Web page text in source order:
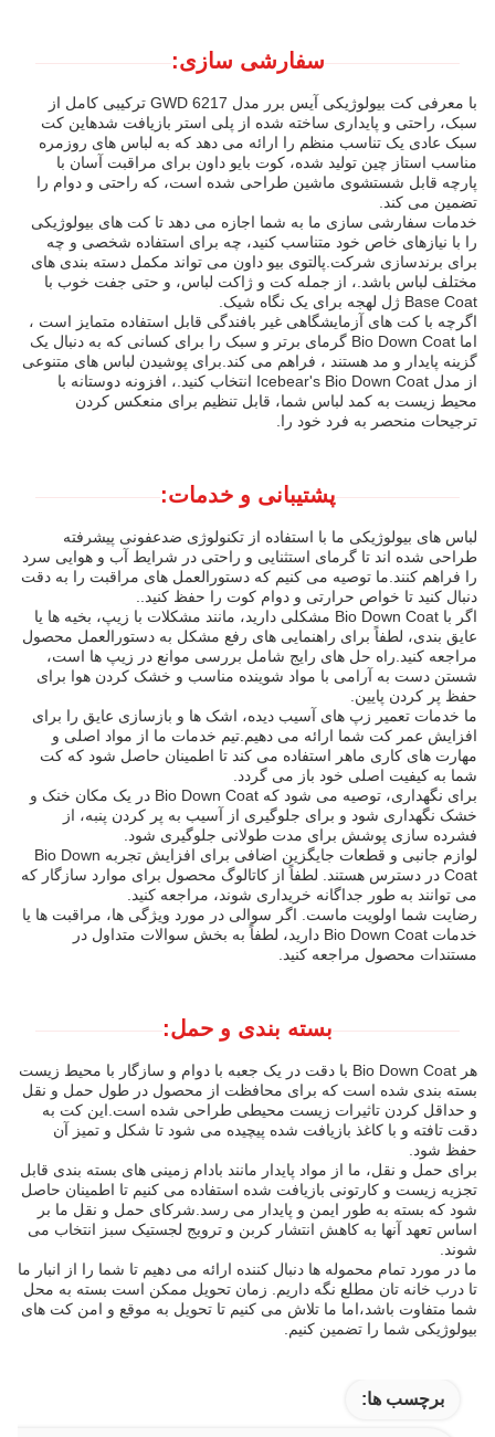
سفارشی سازی:
با معرفی کت بیولوژیکی آیس برر مدل GWD 6217 ترکیبی کامل از
سبک، راحتی و پایداری ساخته شده از پلی استر بازیافت شدهاین کت
سبک عادی یک تناسب منظم را ارائه می دهد که به لباس های روزمره
مناسب استاز چین تولید شده، کوت بایو داون برای مراقبت آسان با
پارچه قابل شستشوی ماشین طراحی شده است، که راحتی و دوام را
تضمین می کند.
خدمات سفارشی سازی ما به شما اجازه می دهد تا کت های بیولوژیکی
را با نیازهای خاص خود متناسب کنید، چه برای استفاده شخصی و چه
برای برندسازی شرکت.پالتوی بیو داون می تواند مکمل دسته بندی های
مختلف لباس باشد.، از جمله کت و ژاکت لباس، و حتی جفت خوب با
Base Coat ژل لهجه برای یک نگاه شیک.
اگرچه با کت های آزمایشگاهی غیر بافندگی قابل استفاده متمایز است ،
اما Bio Down Coat گرمای برتر و سبک را برای کسانی که به دنبال یک
گزینه پایدار و مد هستند ، فراهم می کند.برای پوشیدن لباس های متنوعی
از مدل Icebear's Bio Down Coat انتخاب کنید.، افزونه دوستانه با
محیط زیست به کمد لباس شما، قابل تنظیم برای منعکس کردن
ترجیحات منحصر به فرد خود را.
پشتیبانی و خدمات:
لباس های بیولوژیکی ما با استفاده از تکنولوژی ضدعفونی پیشرفته
طراحی شده اند تا گرمای استثنایی و راحتی در شرایط آب و هوایی سرد
را فراهم کنند.ما توصیه می کنیم که دستورالعمل های مراقبت را به دقت
دنبال کنید تا خواص حرارتی و دوام کوت را حفظ کنید..
اگر با Bio Down Coat مشکلی دارید، مانند مشکلات با زیپ، بخیه ها یا
عایق بندی، لطفاً برای راهنمایی های رفع مشکل به دستورالعمل محصول
مراجعه کنید.راه حل های رایج شامل بررسی موانع در زیپ ها است،
شستن دست به آرامی با مواد شوینده مناسب و خشک کردن هوا برای
حفظ پر کردن پایین.
ما خدمات تعمیر زپ های آسیب دیده، اشک ها و بازسازی عایق را برای
افزایش عمر کت شما ارائه می دهیم.تیم خدمات ما از مواد اصلی و
مهارت های کاری ماهر استفاده می کند تا اطمینان حاصل شود که کت
شما به کیفیت اصلی خود باز می گردد.
برای نگهداری، توصیه می شود که Bio Down Coat در یک مکان خنک و
خشک نگهداری شود و برای جلوگیری از آسیب به پر کردن پنبه، از
فشرده سازی پوشش برای مدت طولانی جلوگیری شود.
لوازم جانبی و قطعات جایگزین اضافی برای افزایش تجربه Bio Down
Coat در دسترس هستند. لطفاً از کاتالوگ محصول برای موارد سازگار که
می توانند به طور جداگانه خریداری شوند، مراجعه کنید.
رضایت شما اولویت ماست. اگر سوالی در مورد ویژگی ها، مراقبت ها یا
خدمات Bio Down Coat دارید، لطفاً به بخش سوالات متداول در
مستندات محصول مراجعه کنید.
بسته بندی و حمل:
هر Bio Down Coat با دقت در یک جعبه با دوام و سازگار با محیط زیست
بسته بندی شده است که برای محافظت از محصول در طول حمل و نقل
و حداقل کردن تاثیرات زیست محیطی طراحی شده است.این کت به
دقت تافته و با کاغذ بازیافت شده پیچیده می شود تا شکل و تمیز آن
حفظ شود.
برای حمل و نقل، ما از مواد پایدار مانند بادام زمینی های بسته بندی قابل
تجزیه زیست و کارتونی بازیافت شده استفاده می کنیم تا اطمینان حاصل
شود که بسته به طور ایمن و پایدار می رسد.شرکای حمل و نقل ما بر
اساس تعهد آنها به کاهش انتشار کربن و ترویج لجستیک سبز انتخاب می
شوند.
ما در مورد تمام محموله ها دنبال کننده ارائه می دهیم تا شما را از انبار ما
تا درب خانه تان مطلع نگه داریم. زمان تحویل ممکن است بسته به محل
شما متفاوت باشد،اما ما تلاش می کنیم تا تحویل به موقع و امن کت های
بیولوژیکی شما را تضمین کنیم.
برچسب ها: